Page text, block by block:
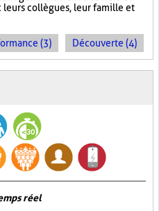
leurs collègues, leur famille et
(3) Découverte (4)
réel